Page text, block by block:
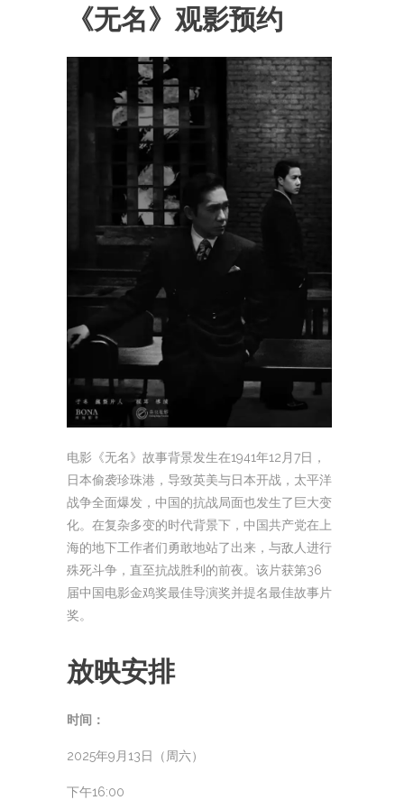
《无名》观影预约
电影《无名》故事背景发生在1941年12月7日，
日本偷袭珍珠港，导致英美与日本开战，太平洋
战争全面爆发，中国的抗战局面也发生了巨大变
化。在复杂多变的时代背景下，中国共产党在上
海的地下工作者们勇敢地站了出来，与敌人进行
殊死斗争，直至抗战胜利的前夜。该片获第36
届中国电影金鸡奖最佳导演奖并提名最佳故事片
奖。
放映安排
时间：
2025年9月13日（周六）
下午16:00